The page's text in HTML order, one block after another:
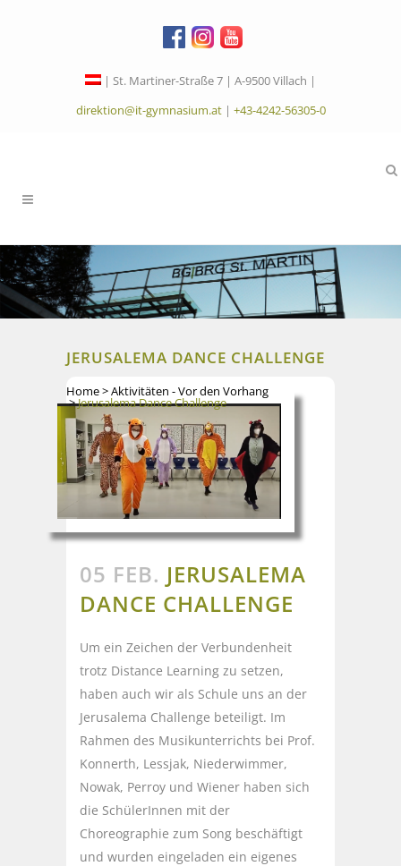
| St. Martiner-Straße 7 | A-9500 Villach |
direktion@it-gymnasium.at| +43-4242-56305-0
JERUSALEMA DANCE CHALLENGE
Home>Aktivitäten - Vor den Vorhang
>Jerusalema Dance Challenge
05 FEB. JERUSALEMA
DANCE CHALLENGE
Um ein Zeichen der Verbundenheit
trotz Distance Learning zu setzen,
haben auch wir als Schule uns an der
Jerusalema Challenge beteiligt. Im
Rahmen des Musikunterrichts bei Prof.
Konnerth, Lessjak, Niederwimmer,
Nowak, Perroy und Wiener haben sich
die SchülerInnen mit der
Choreographie zum Song beschäftigt
und wurden eingeladen ein eigenes